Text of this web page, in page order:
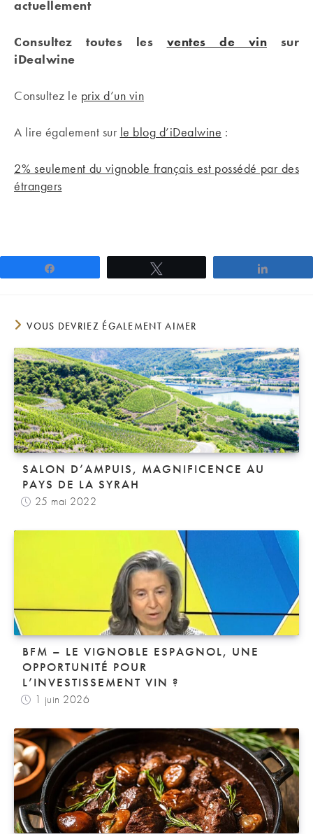
actuellement
Consultez toutes les ventes de vin sur
iDealwine
Consultez le prix d’un vin
A lire également sur le blog d’iDealwine :
2% seulement du vignoble français est possédé par des
étrangers
VOUS DEVRIEZ ÉGALEMENT AIMER
SALON D’AMPUIS, MAGNIFICENCE AU
PAYS DE LA SYRAH
25 mai 2022
BFM – LE VIGNOBLE ESPAGNOL, UNE
OPPORTUNITÉ POUR
L’INVESTISSEMENT VIN ?
1 juin 2026